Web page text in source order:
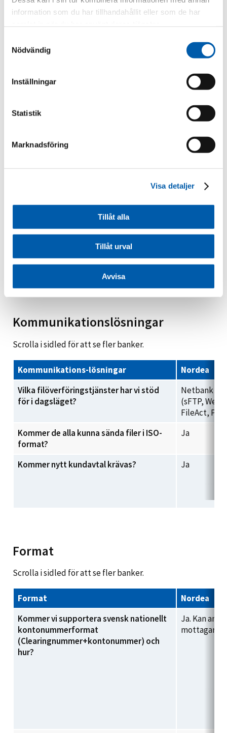
information som du har tillhandahållit eller som de har
Nödvändig
Inställningar
Statistik
Marknadsföring
Visa detaljer
Tillåt alla
Tillåt urval
Avvisa
Inbetalningar
Nordea
ISO-format?
Vilka format kommer kvarstå?
Nordeas
formaten
Vilka format kommer utgå? BG
När slutar vi stödja utgående format? Q1 2023
Kommunikationslösningar
Scrolla i sidled för att se fler banker.
Kommunikations-lösningar
Nordea
Vilka filöverföringstjänster har vi stöd
för i dagsläget?
Netbank
(sFTP,
FileAct,
Kommer de alla kunna sända filer i ISO-
format?
Ja
Kommer nytt kundavtal krävas? Ja
Format
Scrolla i sidled för att se fler banker.
Format
Nordea
Kommer vi supportera svensk nationellt
kontonummerformat
(Clearingnummer+kontonummer) och
hur?
Ja. Kan